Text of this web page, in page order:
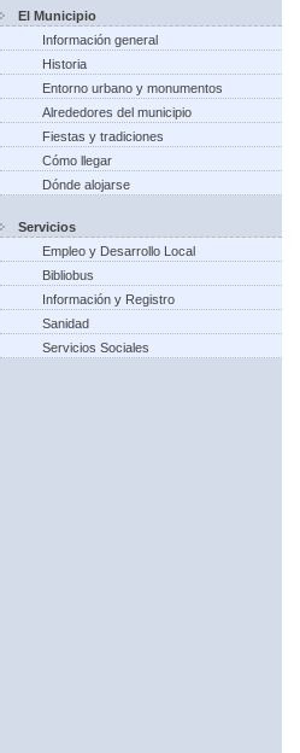
El Municipio
Información general
Historia
Entorno urbano y monumentos
Alrededores del municipio
Fiestas y tradiciones
Cómo llegar
Dónde alojarse
Servicios
Empleo y Desarrollo Local
Bibliobus
Información y Registro
Sanidad
Servicios Sociales